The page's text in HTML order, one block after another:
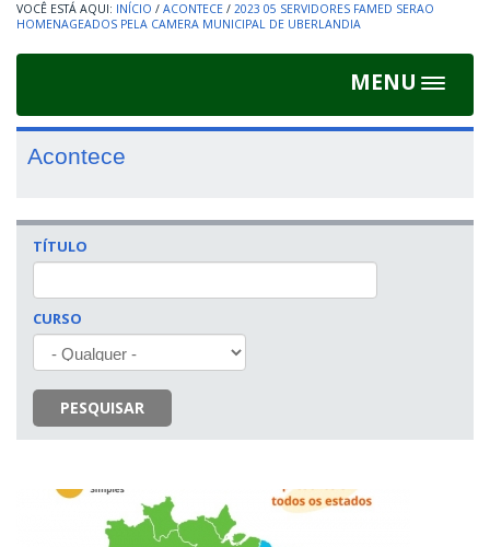
INÍCIO / ACONTECE / 2023 05 SERVIDORES FAMED SERAO
HOMENAGEADOS PELA CAMERA MUNICIPAL DE UBERLANDIA
MENU
Toggle
Acontece
TÍTULO
CURSO
PESQUISAR